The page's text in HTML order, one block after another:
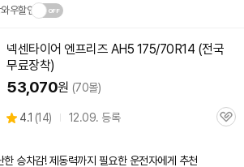
우할인
.
닫
기
넥센타이어 엔프리즈 AH5 175/70R14 (전국
무료장착)
53,070원 (70몰)
별
4.1 (상
14) 12.09. 등록
관
승차감! 제동력까지 필요한 운전자에게 추천